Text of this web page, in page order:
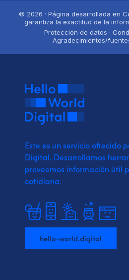
© 2026 · Página desarrollada en
garantiza la exactitud de la
Protección de datos ·
Agradecimientos/
Este es un servicio ofrecido
Digital. Desarrollamos
proveemos información útil
cotidiana.
hello-world.digital